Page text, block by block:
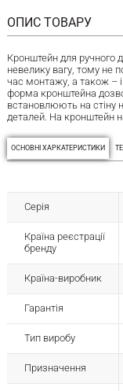
ОПИС ТОВАРУ
Кронштейн для ручного
невелику вагу, тому не
час монтажу, а також –
форма кронштейна
встановлюють на стіну
деталей. На кронштейн
ОСНОВНІ ХАРКАТЕРИСТИКИ
Серія
Країна реєстрації
бренду
Країна-виробник
Гарантія
Тип виробу
Призначення